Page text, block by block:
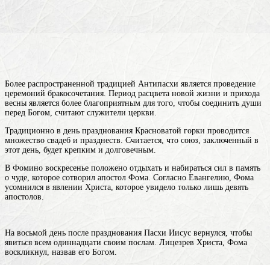
Более распространенной традицией Антипасхи является проведение
церемоний бракосочетания. Период расцвета новой жизни и прихода
весны является более благоприятным для того, чтобы соединить души
перед Богом, считают служители церкви.
Традиционно в день празднования Красноватой горки проводится
множество свадеб и празднеств. Считается, что союз, заключенный в
этот день, будет крепким и долговечным.
В Фомино воскресенье положено отдыхать и набираться сил в память
о чуде, которое сотворил апостол Фома. Согласно Евангелию, Фома
усомнился в явлении Христа, которое увидело только лишь девять
апостолов.
На восьмой день после празднования Пасхи Иисус вернулся, чтобы
явиться всем одиннадцати своим послам. Лицезрев Христа, Фома
воскликнул, назвав его Богом.